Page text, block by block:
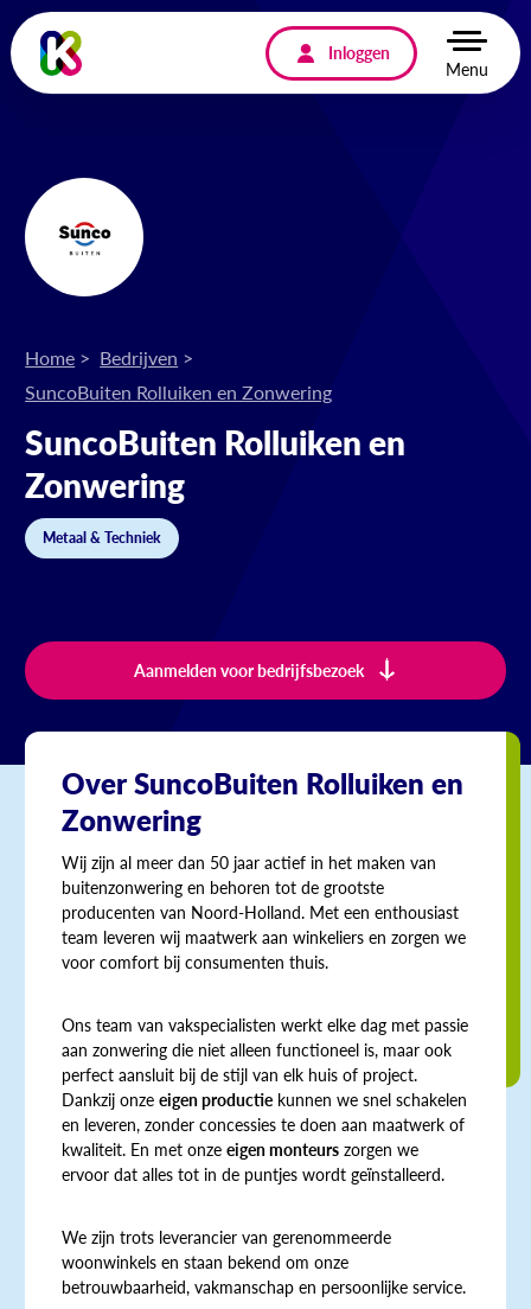
Inloggen
Menu
Home
Bedrijven
SuncoBuiten Rolluiken en Zonwering
SuncoBuiten Rolluiken en
Zonwering
Metaal & Techniek
Aanmelden voor bedrijfsbezoek
Over SuncoBuiten Rolluiken en
Zonwering
Wij zijn al meer dan 50 jaar actief in het maken van
buitenzonwering en behoren tot de grootste
producenten van Noord-Holland. Met een enthousiast
team leveren wij maatwerk aan winkeliers en zorgen we
voor comfort bij consumenten thuis.
Ons team van vakspecialisten werkt elke dag met passie
aan zonwering die niet alleen functioneel is, maar ook
perfect aansluit bij de stijl van elk huis of project.
Dankzij onze eigen productiekunnen we snel schakelen
en leveren, zonder concessies te doen aan maatwerk of
kwaliteit. En met onze eigen monteurszorgen we
ervoor dat alles tot in de puntjes wordt geïnstalleerd.
We zijn trots leverancier van gerenommeerde
woonwinkels en staan bekend om onze
betrouwbaarheid, vakmanschap en persoonlijke service.